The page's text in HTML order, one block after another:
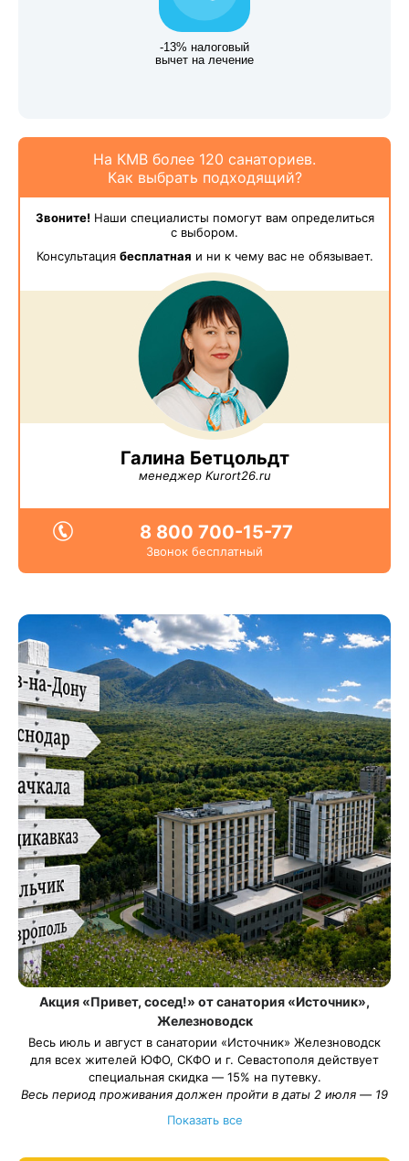
-13% налоговый
вычет на лечение
На КМВ более 120 санаториев.
Как выбрать подходящий?
Звоните!Наши специалисты помогут вам определиться
с выбором.
Консультация бесплатная и ни к чему вас не обязывает.
Галина Бетцольдт
менеджер Kurort26.ru
8 800 700-15-77
Звонок бесплатный
Акция «Привет, сосед!» от санатория «Источник»,
Железноводск
Весь июль и август в санатории «Источник» Железноводск
для всех жителей ЮФО, СКФО и г. Севастополя действует
специальная скидка — 15% на путевку.
Весь период проживания должен пройти в даты 2 июля — 19
сентября 2026.
Рассчитаем цену со скидкой и забронируем отдых по
Показать все